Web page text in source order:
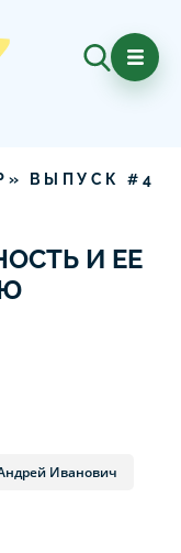
ВЫПУСК # 4
И ЕЕ
Иванович